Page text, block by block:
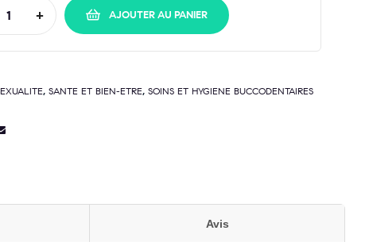
+ AJOUTER AU PANIER
, SANTE ET BIEN-ETRE, SOINS ET HYGIENE BUCCODENTAIRES
Avis